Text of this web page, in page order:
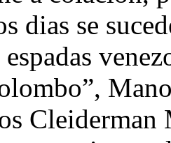
dias se
Cleiderman